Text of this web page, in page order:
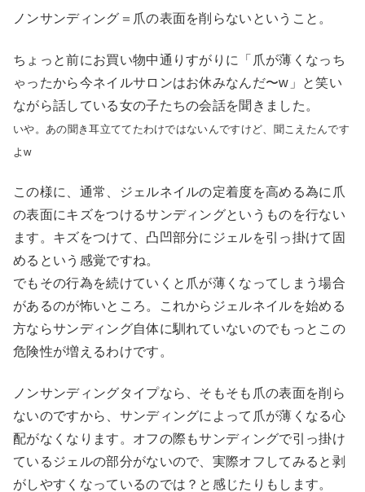
ノンサンディング＝爪の表面を削らないということ。
ちょっと前にお買い物中通りすがりに「爪が薄くなっち
ゃったから今ネイルサロンはお休みなんだ〜w」と笑い
ながら話している女の子たちの会話を聞きました。
いや。あの聞き耳立ててたわけではないんですけど、聞こえたんです
よw
この様に、通常、ジェルネイルの定着度を高める為に爪
の表面にキズをつけるサンディングというものを行ない
ます。キズをつけて、凸凹部分にジェルを引っ掛けて固
めるという感覚ですね。
でもその行為を続けていくと爪が薄くなってしまう場合
があるのが怖いところ。これからジェルネイルを始める
方ならサンディング自体に馴れていないのでもっとこの
危険性が増えるわけです。
ノンサンディングタイプなら、そもそも爪の表面を削ら
ないのですから、サンディングによって爪が薄くなる心
配がなくなります。オフの際もサンディングで引っ掛け
ているジェルの部分がないので、実際オフしてみると剥
がしやすくなっているのでは？と感じたりもします。